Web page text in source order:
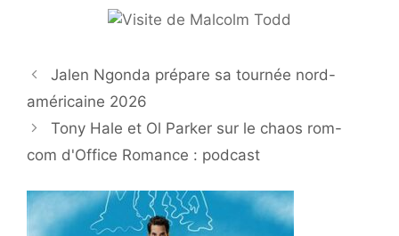
Jalen Ngonda prépare sa tournée nord-
américaine 2026
Tony Hale et Ol Parker sur le chaos rom-
com d'Office Romance : podcast